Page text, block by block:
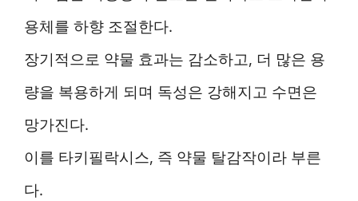
용체를 하향 조절한다.
장기적으로 약물 효과는 감소하고, 더 많은 용
량을 복용하게 되며 독성은 강해지고 수면은
망가진다.
이를 타키필락시스, 즉 약물 탈감작이라 부른
다.